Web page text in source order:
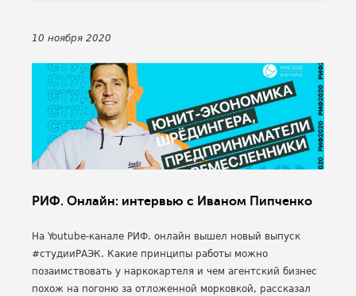
10 ноября 2020
РИФ. Онлайн: интервью с Иваном Пипченко
На Youtube-канале РИФ. онлайн вышел новый выпуск
#студииРАЭК. Какие принципы работы можно
позаимствовать у наркокартеля и чем агентский бизнес
похож на погоню за отложенной морковкой, рассказал